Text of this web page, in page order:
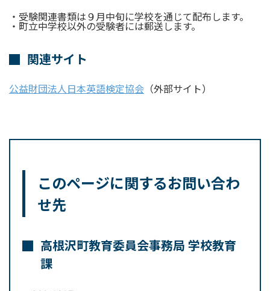
・受験関連書類は９月中旬に学校を通じて配布します。
・町立中学校以外の受験者には郵送します。
関連サイト
公益財団法人日本英語検定協会 （外部サイト）
このページに関するお問い合わ
せ先
高根沢町教育委員会事務局 学校教育
課